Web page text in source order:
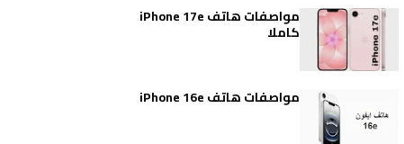
مواصفات هاتف iPhone 17e
كاملا
مواصفات هاتف iPhone 16e